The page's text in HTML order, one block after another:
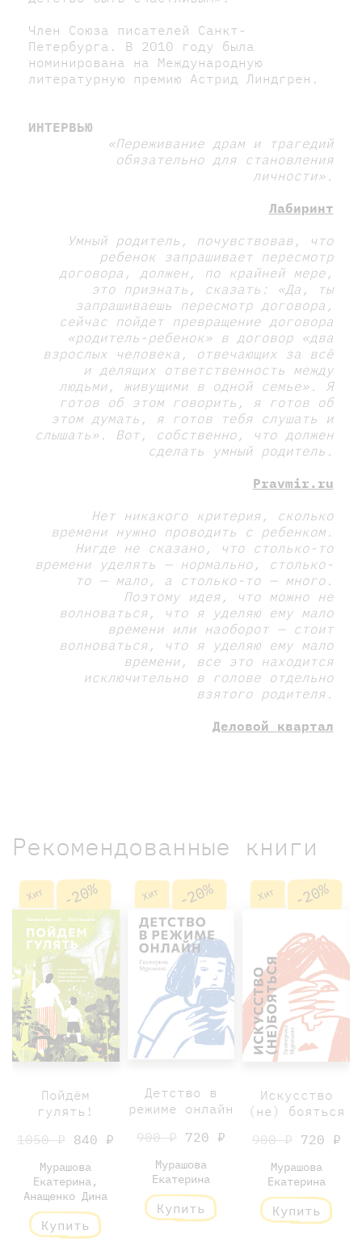
Член Союза писателей Санкт-
Петербурга. В 2010 году была
номинирована на Международную
литературную премию Астрид Линдгрен.
ИНТЕРВЬЮ
«Переживание драм и трагедий
обязательно для становления
личности».
Лабиринт
Умный родитель, почувствовав, что
ребенок запрашивает пересмотр
договора, должен, по крайней мере,
это признать, сказать: «Да, ты
запрашиваешь пересмотр договора,
сейчас пойдет превращение договора
«родитель-ребенок» в договор «два
взрослых человека, отвечающих за всё
и делящих ответственность между
людьми, живущими в одной семье». Я
готов об этом говорить, я готов об
этом думать, я готов тебя слушать и
слышать». Вот, собственно, что должен
сделать умный родитель.
Pravmir.ru
Нет никакого критерия, сколько
времени нужно проводить с ребенком.
Нигде не сказано, что столько-то
времени уделять — нормально, столько-
то — мало, а столько-то — много.
Поэтому идея, что можно не
волноваться, что я уделяю ему мало
времени или наоборот — стоит
волноваться, что я уделяю ему мало
времени, все это находится
исключительно в голове отдельно
взятого родителя.
Деловой квартал
Рекомендованные книги
Хит -20%
Пойдём
гулять!
1050 ₽ 840 ₽
Мурашова
Екатерина,
Анащенко Дина
Купить
Хит -20%
Детство в
режиме онлайн
900 ₽720 ₽
Мурашова
Екатерина
Купить
Хит -20%
Искусство
(не) бояться
900 ₽ 720 ₽
Мурашова
Екатерина
Купить